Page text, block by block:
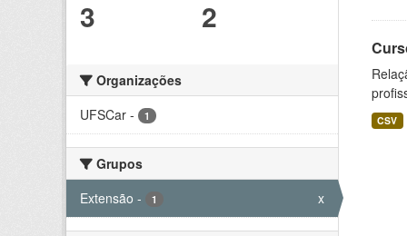
3 2
Organizações
UFSCar - 1
Grupos
Extensão - 1 x
CSV